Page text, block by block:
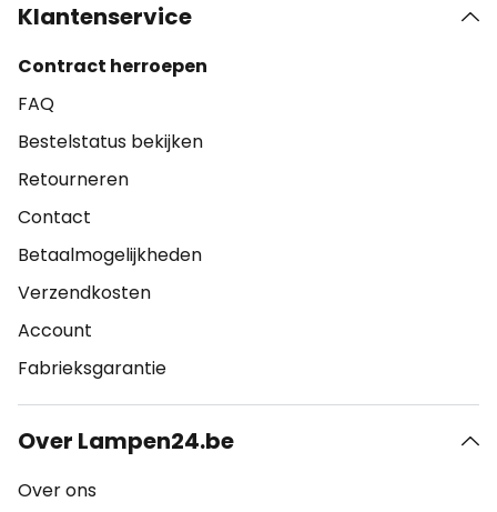
Klantenservice
Contract herroepen
FAQ
Bestelstatus bekijken
Retourneren
Contact
Betaalmogelijkheden
Verzendkosten
Account
Fabrieksgarantie
Over Lampen24.be
Over ons